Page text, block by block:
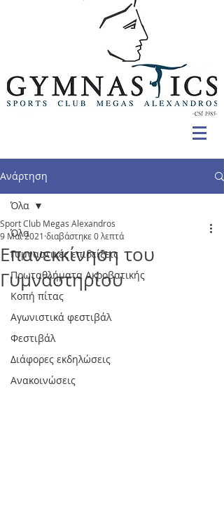
Ανάρτηση
Όλα
Γυμναστικές επιδείξεις
Πρωταθλήματα Ακροβατικής
Κοπή πίτας
Αγωνιστικά φεστιβάλ
Φεστιβάλ
Διάφορες εκδηλώσεις
Ανακοινώσεις
Όλα
Επανεκκίνηση του
Γυμναστηρίου
Sport Club Megas Alexandros
9 Μαΐ 2021 διαβάστηκε 0 λεπτά